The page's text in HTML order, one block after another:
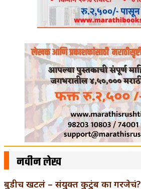
नवीन लेख
बुडीच खटलं – संयुक्त कुटुंब का गरजेचं?